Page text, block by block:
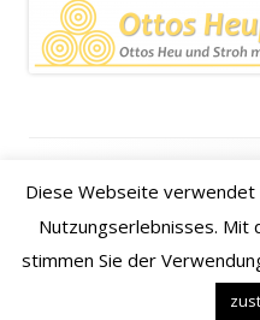
Inhalt
Datenschutzerklärung
•VerwendetTiny
Diese Webseite
Nutzungserlebnisses. Mit
stimmen Sie der